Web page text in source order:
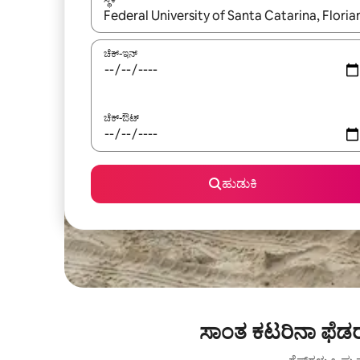
ಫಲಿತಾಂಶಗಳು ಲಭ್ಯವಿರುವಾಗ, ಅಪ್ ಮತ್ತು ಡೌನ್ ಬಾಣದ
ಚೆಕ್-ಇನ್
ಚೆಕ್-ಔಟ್
ಹುಡುಕಿ
ಸಾಂತ ಕಟರಿನಾ